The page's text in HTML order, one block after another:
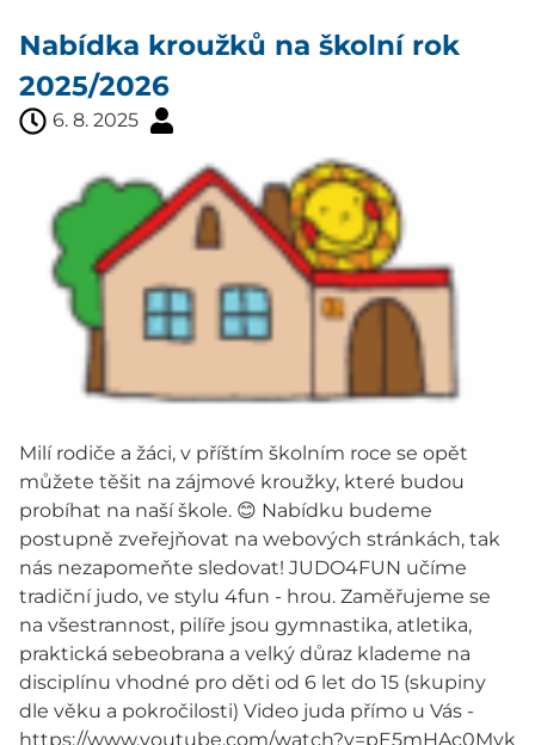
Nabídka kroužků na školní rok
2025/2026
6. 8. 2025
Milí rodiče a žáci, v příštím školním roce se opět
můžete těšit na zájmové kroužky, které budou
probíhat na naší škole. 😊 Nabídku budeme
postupně zveřejňovat na webových stránkách, tak
nás nezapomeňte sledovat! JUDO4FUN učíme
tradiční judo, ve stylu 4fun - hrou. Zaměřujeme se
na všestrannost, pilíře jsou gymnastika, atletika,
praktická sebeobrana a velký důraz klademe na
disciplínu vhodné pro děti od 6 let do 15 (skupiny
dle věku a pokročilosti) Video juda přímo u Vás -
https://www.youtube.com/watch?v=pE5mHAc0Myk